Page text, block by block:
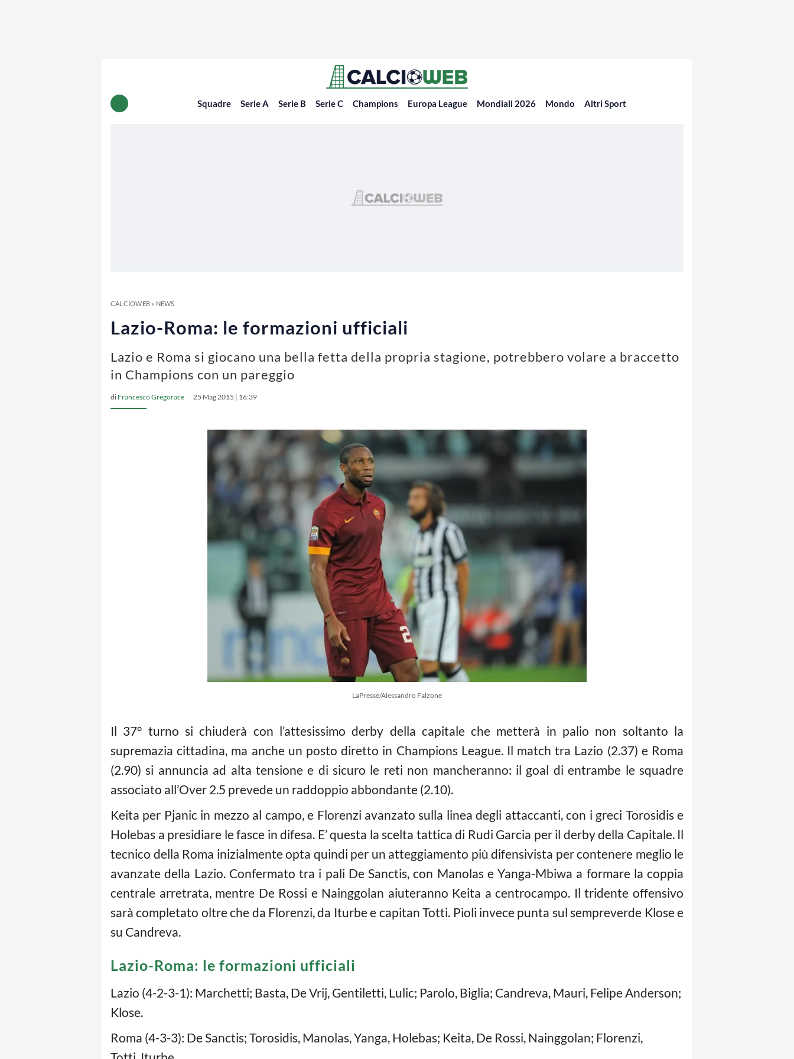
Squadre Serie A Serie B Serie C Champions Europa League Mondiali 2026 Mondo Altri Sport
CALCIOWEB» NEWS
Lazio-Roma: le formazioni ufficiali
Lazio e Roma si giocano una bella fetta della propria stagione, potrebbero volare a braccetto
in Champions con un pareggio
di Francesco Gregorace 25 Mag 2015 | 16:39
LaPresse/Alessandro Falzone
Il 37° turno si chiuderà con l’attesissimo derby della capitale che metterà in palio non soltanto la
supremazia cittadina, ma anche un posto diretto in Champions League. Il match tra Lazio (2.37) e Roma
(2.90) si annuncia ad alta tensione e di sicuro le reti non mancheranno: il goal di entrambe le squadre
associato all’Over 2.5 prevede un raddoppio abbondante (2.10).
Keita per Pjanic in mezzo al campo, e Florenzi avanzato sulla linea degli attaccanti, con i greci Torosidis e
Holebas a presidiare le fasce in difesa. E’ questa la scelta tattica di Rudi Garcia per il derby della Capitale. Il
tecnico della Roma inizialmente opta quindi per un atteggiamento più difensivista per contenere meglio le
avanzate della Lazio. Confermato tra i pali De Sanctis, con Manolas e Yanga-Mbiwa a formare la coppia
centrale arretrata, mentre De Rossi e Nainggolan aiuteranno Keita a centrocampo. Il tridente offensivo
sarà completato oltre che da Florenzi, da Iturbe e capitan Totti. Pioli invece punta sul sempreverde Klose e
su Candreva.
Lazio-Roma: le formazioni ufficiali
Lazio (4-2-3-1): Marchetti; Basta, De Vrij, Gentiletti, Lulic; Parolo, Biglia; Candreva, Mauri, Felipe Anderson;
Klose.
Roma (4-3-3): De Sanctis; Torosidis, Manolas, Yanga, Holebas; Keita, De Rossi, Nainggolan; Florenzi,